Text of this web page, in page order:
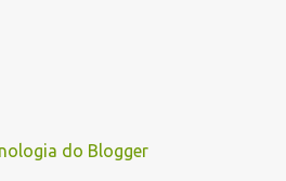
do Blogger